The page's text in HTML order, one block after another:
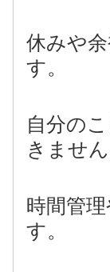
休みや
す。
自分の
きません
時間管
す。